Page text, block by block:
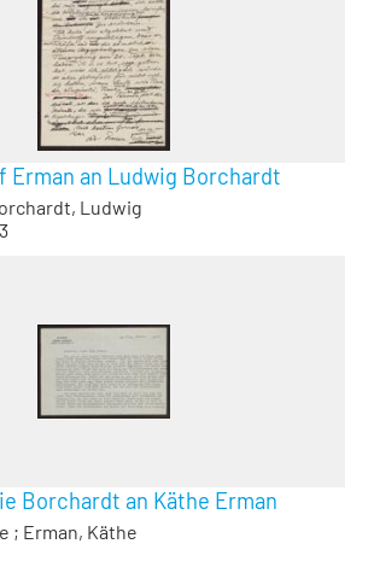
Erman an Ludwig Borchardt
Ludwig
Borchardt an Käthe Erman
; Erman, Käthe